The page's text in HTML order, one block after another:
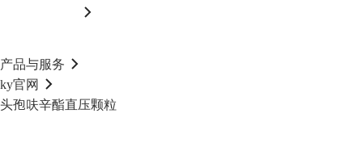
产品与服务
ky官网
头孢呋辛酯直压颗粒